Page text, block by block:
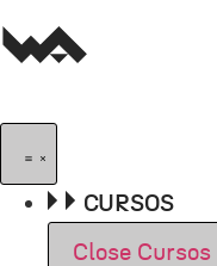
para
conteúdo
CURSOS
Close Cursos